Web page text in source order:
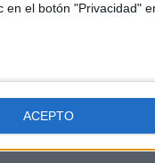
en el botón "Privacidad"
ACEPTO